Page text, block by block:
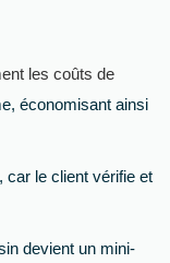
les coûts de
économisant ainsi
, car le client vérifie et
devient un mini-